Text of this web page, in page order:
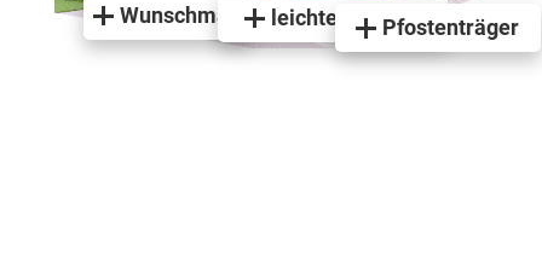
Wunschmaß
leichte EinfahrtPfostenträger